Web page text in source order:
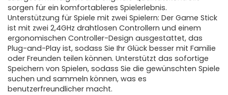
sorgen für ein komfortableres Spielerlebnis.
Unterstützung für Spiele mit zwei Spielern: Der Game Stick
ist mit zwei 2,4GHz drahtlosen Controllern und einem
ergonomischen Controller-Design ausgestattet, das
Plug-and-Play ist, sodass Sie Ihr Glück besser mit Familie
oder Freunden teilen können. Unterstützt das sofortige
Speichern von Spielen, sodass Sie die gewünschten Spiele
suchen und sammeln können, was es
benutzerfreundlicher macht.